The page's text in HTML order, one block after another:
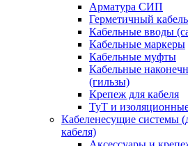
Арматура СИП
Герметичный
Кабельные вводы
Кабельные маркеры
Кабельные муфты
Кабельные
(гильзы)
Крепеж для кабеля
ТуТ и
Кабеленесущие системы
кабеля)